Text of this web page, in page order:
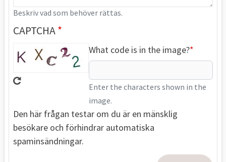
Beskriv vad som behöver rättas.
CAPTCHA
What code is in the image?
Enter the characters shown in the
image.
Den här frågan testar om du är en mänsklig
besökare och förhindrar automatiska
spaminsändningar.